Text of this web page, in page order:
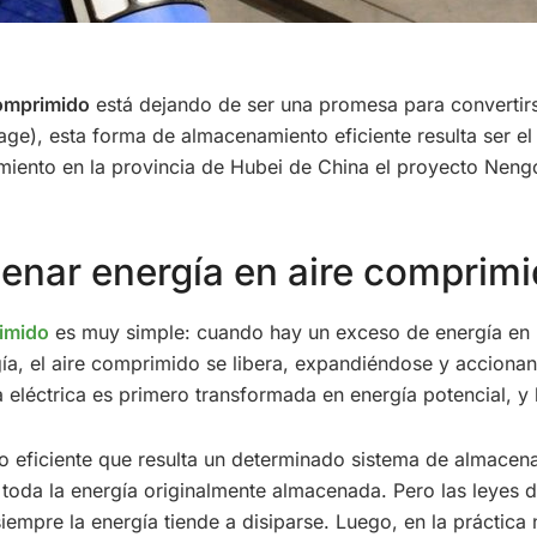
está dejando de ser una promesa para
esta forma de almacenamiento eficiente resulta ser
en la provincia de Hubei de China el proyecto
energía en aire
es muy simple: cuando hay un exceso de energía
el aire comprimido se libera, expandiéndose y
es primero transformada en energía potencial,
eficiente que resulta un determinado sistema de
la energía originalmente almacenada. Pero las leyes
la energía tiende a disiparse. Luego, en la